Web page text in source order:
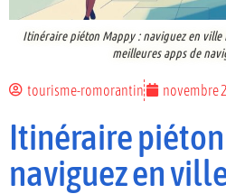
Itinéraire piéton Mappy : naviguez en ville
meilleures apps de
tourisme-romorantin novembre
Itinéraire piéton
naviguez en